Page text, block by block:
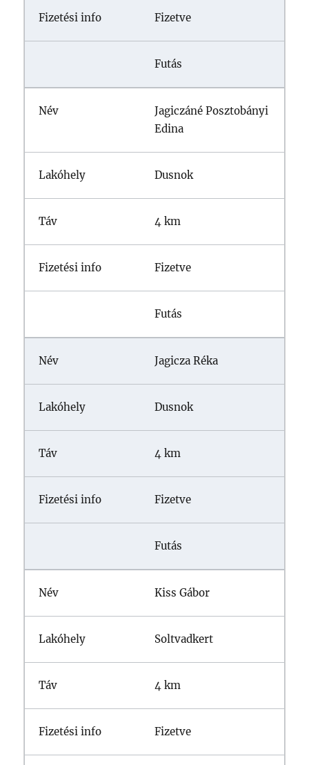
Fizetve
Futás
Jagiczáné Posztobányi
Edina
Dusnok
4 km
Fizetve
Futás
Jagicza Réka
Dusnok
4 km
Fizetve
Futás
Kiss Gábor
Soltvadkert
4 km
Fizetve